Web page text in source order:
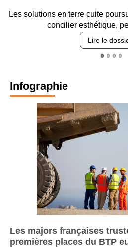
Les solutions en terre cuite
concilier esthétique,
Lire le
Infographie
Les majors françaises
premières places du BTP